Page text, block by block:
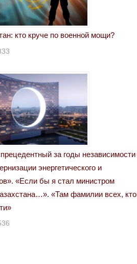
кто круче по военной мощи?
за годы независимости
энергетического и
«Если бы я стал министром
«Там фамилии всех, кто